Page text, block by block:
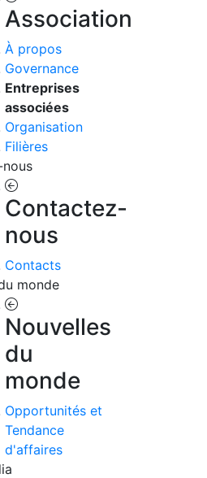
Association
À propos
Governance
Entreprises
associées
Organisation
Filières
Contactez-
nous
Contacts
monde
Nouvelles
du
monde
Opportunités et
Tendance
d'affaires